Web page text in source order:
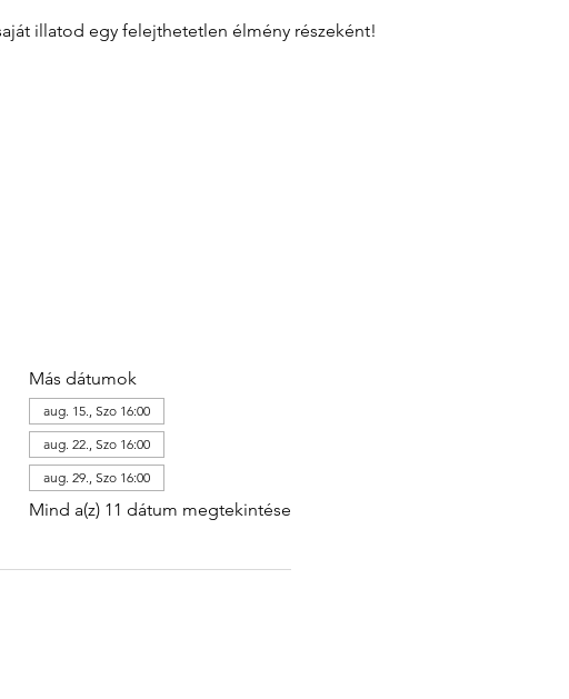
illatod egy felejthetetlen élmény részeként!
Más dátumok
aug. 15., Szo 16:00
aug. 22., Szo 16:00
aug. 29., Szo 16:00
Mind a(z) 11 dátum megtekintése